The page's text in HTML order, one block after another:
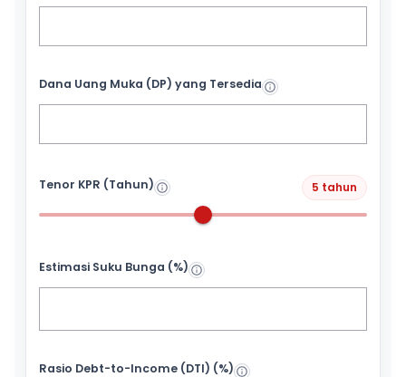
Dana Uang Muka (DP) yang Tersedia
Tenor KPR (Tahun) 5 tahun
Estimasi Suku Bunga (%)
Rasio Debt-to-Income (DTI) (%)